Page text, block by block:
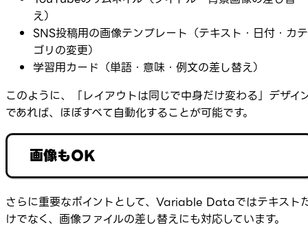
え）
SNS投稿用の画像テンプレート（テキスト・日付・カテ
ゴリの変更）
学習用カード（単語・意味・例文の差し替え）
このように、「レイアウトは同じで中身だけ変わる」デザイ
であれば、ほぼすべて自動化することが可能です。
画像もOK
さらに重要なポイントとして、Variable Dataではテキスト
けでなく、画像ファイルの差し替えにも対応しています。